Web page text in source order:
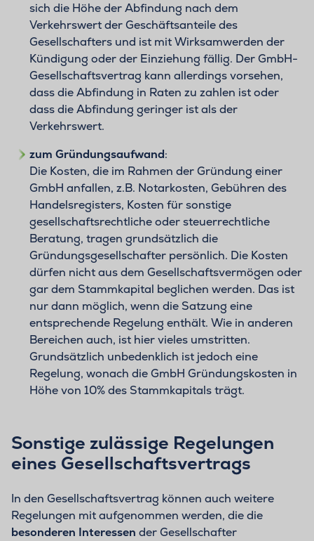
sich die Höhe der Abfindung nach dem
Verkehrswert der Geschäftsanteile des
Gesellschafters und ist mit Wirksamwerden der
Kündigung oder der Einziehung fällig. Der GmbH-
Gesellschaftsvertrag kann allerdings vorsehen,
dass die Abfindung in Raten zu zahlen ist oder
dass die Abfindung geringer ist als der
Verkehrswert.
zum Gründungsaufwand:
Die Kosten, die im Rahmen der Gründung einer
GmbH anfallen, z.B. Notarkosten, Gebühren des
Handelsregisters, Kosten für sonstige
gesellschaftsrechtliche oder steuerrechtliche
Beratung, tragen grundsätzlich die
Gründungsgesellschafter persönlich. Die Kosten
dürfen nicht aus dem Gesellschaftsvermögen oder
gar dem Stammkapital beglichen werden. Das ist
nur dann möglich, wenn die Satzung eine
entsprechende Regelung enthält. Wie in anderen
Bereichen auch, ist hier vieles umstritten.
Grundsätzlich unbedenklich ist jedoch eine
Regelung, wonach die GmbH Gründungskosten in
Höhe von 10% des Stammkapitals trägt.
Sonstige zulässige Regelungen
eines Gesellschaftsvertrags
In den Gesellschaftsvertrag können auch weitere
Regelungen mit aufgenommen werden, die die
besonderen Interessen der Gesellschafter